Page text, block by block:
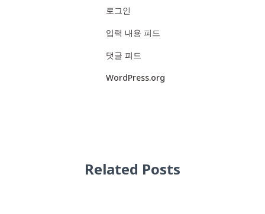
로그인
입력 내용 피드
댓글 피드
WordPress.org
Related Posts